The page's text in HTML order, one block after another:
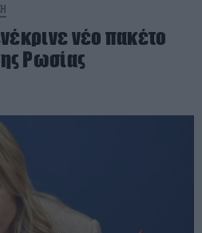
νέο πακέτο
Ρωσίας